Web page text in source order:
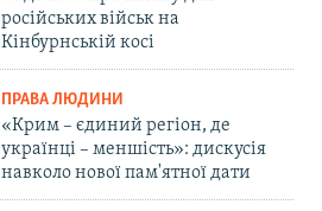
російських військ на
Кінбурнській косі
ПРАВА ЛЮДИНИ
«Крим – єдиний регіон, де
українці – меншість»: дискусія
навколо нової пам'ятної дати